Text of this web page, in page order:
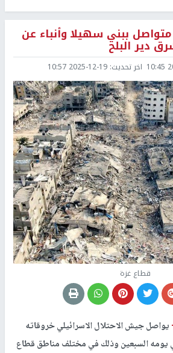
ببني سهيلا وأنباء عن
دير البلح
اخر تحديث: 2025-12-19 10:57
قطاع غزة
يواصل جيش الاحتلال الاسرائيلي خروقاته
يومه السبعين وذلك في مختلف مناطق قطاع